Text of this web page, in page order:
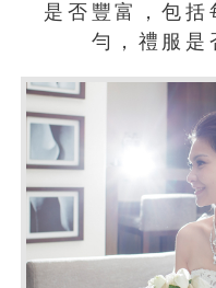
是否豐富，包括
勻，禮服是